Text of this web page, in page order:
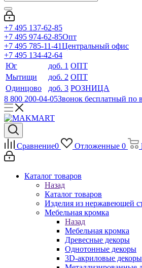
+7 495 137-62-85
+7 495 974-62-85Опт
+7 495 785-11-41Центральный офис
+7 495 134-42-64
Юг
доб. 1 ОПТ
Мытищи
доб. 2 ОПТ
Одинцово
доб. 3 РОЗНИЦА
8 800 200-04-05Звонок бесплатный по
Сравнение0 Отложенные 0
Каталог товаров
Назад
Каталог товаров
Изделия из нержавеющей
Мебельная кромка
Назад
Мебельная кромка
Древесные декоры
Однотонные декоры
3D-акриловые декоры